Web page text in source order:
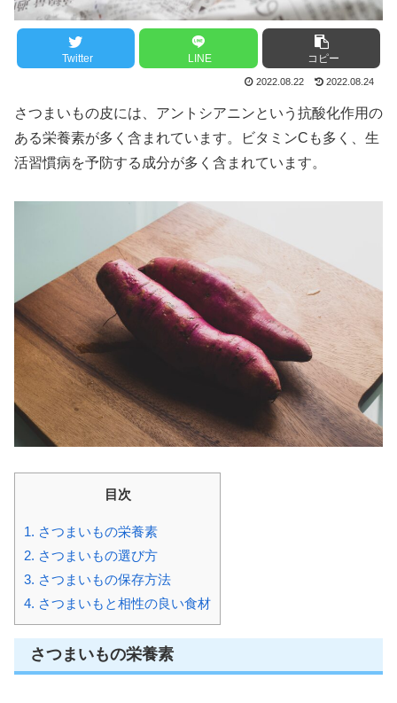
Twitter LINE コピー
2022.08.22 2022.08.24
さつまいもの皮には、アントシアニンという抗酸化作用の
ある栄養素が多く含まれています。ビタミンCも多く、生
活習慣病を予防する成分が多く含まれています。
目次
1. さつまいもの栄養素
2. さつまいもの選び方
3. さつまいもの保存方法
4. さつまいもと相性の良い食材
さつまいもの栄養素